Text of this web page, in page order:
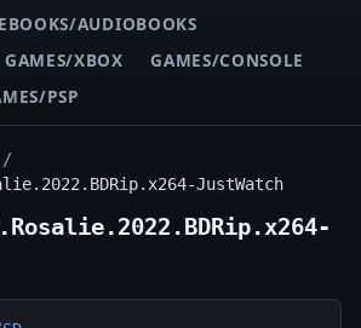
EBOOKS/AUDIOBOOKS
GAMES/XBOX
GAMES/CONSOLE
PSP
/
JustWatch